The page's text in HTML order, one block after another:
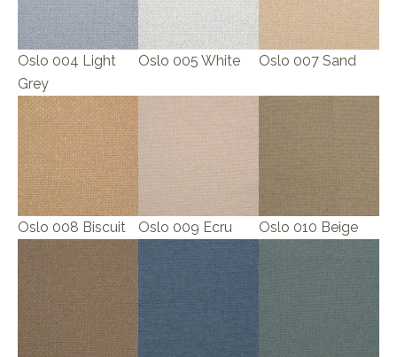
Oslo 004 Light
Grey
Oslo 005 White Oslo 007 Sand
Oslo 008 Biscuit Oslo 009 Ecru Oslo 010 Beige